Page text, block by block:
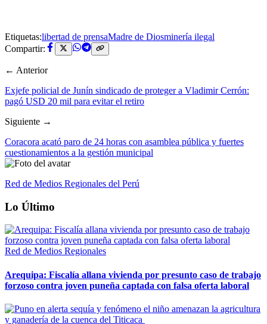
Etiquetas:libertad de prensaMadre de Diosminería ilegal
Compartir:
← Anterior
Exjefe policial de Junín sindicado de proteger a Vladimir Cerrón:
pagó USD 20 mil para evitar el retiro
Siguiente →
Coracora acató paro de 24 horas con asamblea pública y fuertes
cuestionamientos a la gestión municipal
Red de Medios Regionales del Perú
Lo Último
Red de Medios Regionales
Arequipa: Fiscalía allana vivienda por presunto caso de trabajo
forzoso contra joven puneña captada con falsa oferta laboral